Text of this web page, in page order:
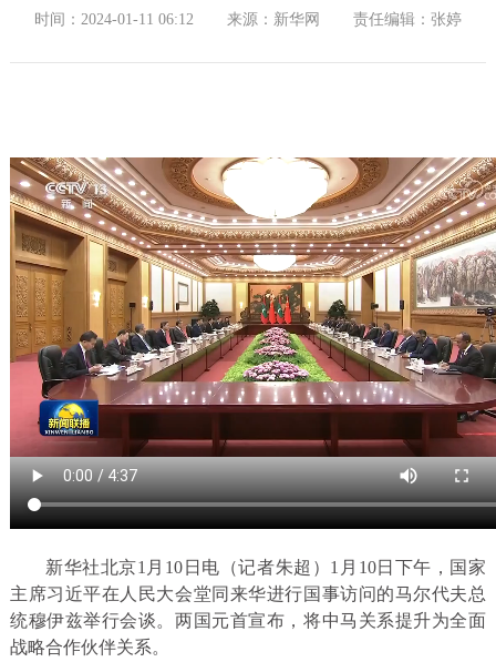
时间：2024-01-11 06:12 来源：新华网 责任编辑：张婷
新华社北京1月10日电（记者朱超）1月10日下午，国家
主席习近平在人民大会堂同来华进行国事访问的马尔代夫总
统穆伊兹举行会谈。两国元首宣布，将中马关系提升为全面
战略合作伙伴关系。